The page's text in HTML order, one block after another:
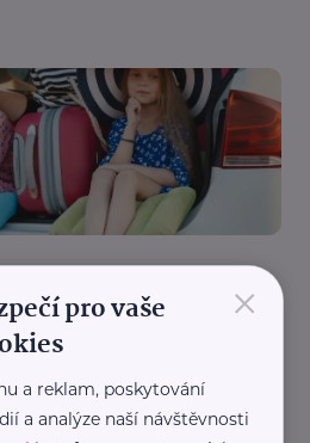
společnosti
Jak chránit svůj
Cestování Pojištění
×
pro vaše
a reklam, poskytování
a analýze naší návštěvnosti